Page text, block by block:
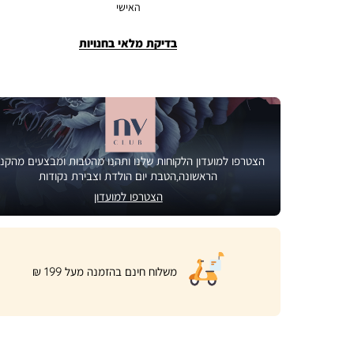
האישי
בדיקת מלאי בחנויות
הצטרפו למועדון הלקוחות שלנו ותהנו מהטבות ומבצעים
הראשונה,הטבת יום הולדת וצבירת נקודות
הצטרפו למועדון
|
product
page
banner
משלוח חינם בהזמנה מעל 199 ₪